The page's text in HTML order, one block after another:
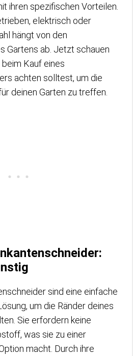
ihren spezifischen Vorteilen.
elektrisch oder
hängt von den
Gartens ab. Jetzt schauen
Kauf eines
achten solltest, um die
deinen Garten zu treffen.
sind eine einfache
um die Ränder deines
Sie erfordern keine
was sie zu einer
macht. Durch ihre